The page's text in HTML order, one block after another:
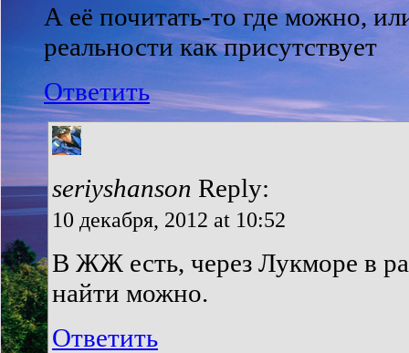
А её почитать-то где можно,
реальности как присутствует
Ответить
seriyshanson Reply:
10 декабря, 2012 at 10:52
В ЖЖ есть, через Лукморе в
найти можно.
Ответить